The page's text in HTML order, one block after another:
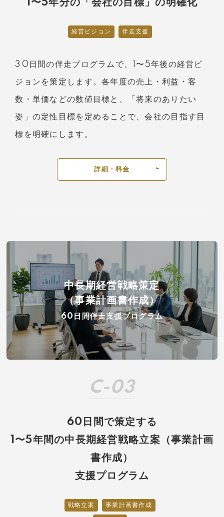
1〜5年分の「会社の目標」の明確化
経営ビジョン 伴走支援
30日間の伴走プログラムで、1〜5年後の経営ビ
ジョンを策定します。各年度の売上・利益・客
数・単価などの数値目標と、「将来のありたい
姿」の定性目標を定めることで、会社の目指す目
標を明確にします。
詳細・料金
中長期経営戦略策定
（事業計画書作成）
60日間伴走支援プログラム
C-03
60日間で策定する
1〜5年間の中長期経営戦略立案（事業計画
書作成）
支援プログラム
戦略立案 事業計画書作成